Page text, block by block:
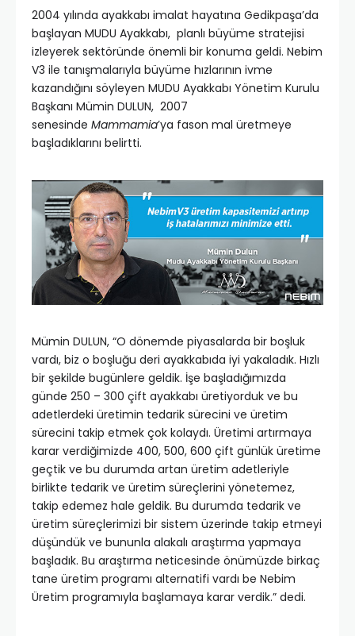
2004 yılında ayakkabı imalat hayatına Gedikpaşa’da
başlayan MUDU Ayakkabı, planlı büyüme stratejisi
izleyerek sektöründe önemli bir konuma geldi. Nebim
V3 ile tanışmalarıyla büyüme hızlarının ivme
kazandığını söyleyen MUDU Ayakkabı Yönetim Kurulu
Başkanı Mümin DULUN, 2007
senesinde Mammamia’ya fason mal üretmeye
başladıklarını belirtti.
Mümin DULUN, “O dönemde piyasalarda bir boşluk
vardı, biz o boşluğu deri ayakkabıda iyi yakaladık. Hızlı
bir şekilde bugünlere geldik. İşe başladığımızda
günde 250 – 300 çift ayakkabı üretiyorduk ve bu
adetlerdeki üretimin tedarik sürecini ve üretim
sürecini takip etmek çok kolaydı. Üretimi artırmaya
karar verdiğimizde 400, 500, 600 çift günlük üretime
geçtik ve bu durumda artan üretim adetleriyle
birlikte tedarik ve üretim süreçlerini yönetemez,
takip edemez hale geldik. Bu durumda tedarik ve
üretim süreçlerimizi bir sistem üzerinde takip etmeyi
düşündük ve bununla alakalı araştırma yapmaya
başladık. Bu araştırma neticesinde önümüzde birkaç
tane üretim programı alternatifi vardı be Nebim
Üretim programıyla başlamaya karar verdik.” dedi.